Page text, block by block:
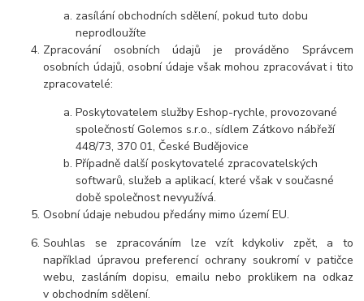
zasílání obchodních sdělení, pokud tuto dobu
neprodloužíte
Zpracování osobních údajů je prováděno Správcem
osobních údajů, osobní údaje však mohou zpracovávat i tito
zpracovatelé:
Poskytovatelem služby Eshop-rychle, provozované
společností Golemos s.r.o., sídlem Zátkovo nábřeží
448/73, 370 01, České Budějovice
Případně další poskytovatelé zpracovatelských
softwarů, služeb a aplikací, které však v současné
době společnost nevyužívá.
Osobní údaje nebudou předány mimo území EU.
Souhlas se zpracováním lze vzít kdykoliv zpět, a to
například úpravou preferencí ochrany soukromí v patičce
webu, zasláním dopisu, emailu nebo proklikem na odkaz
v obchodním sdělení.